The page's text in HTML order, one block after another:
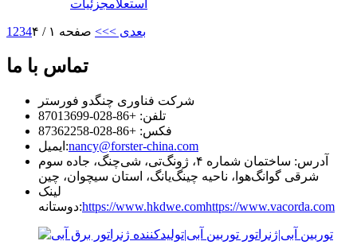
استعلامجزئیات
1 234 بعدی >>> صفحه ۱ / ۴
تماس با ما
شرکت فناوری چنگدو فورستر
تلفن: +86-028-87013699
فکس: +86-028-87362258
ایمیل:nancy@forster-china.com
آدرس: ساختمان شماره ۴، ژونگ‌تی، شی‌چنگ، جاده سوم
شرقی گوانگ‌هوا، ناحیه چینگ‌یانگ، استان سیچوان، چین
لینک
دوستانه:https://www.hkdwe.comhttps://www.vacorda.com